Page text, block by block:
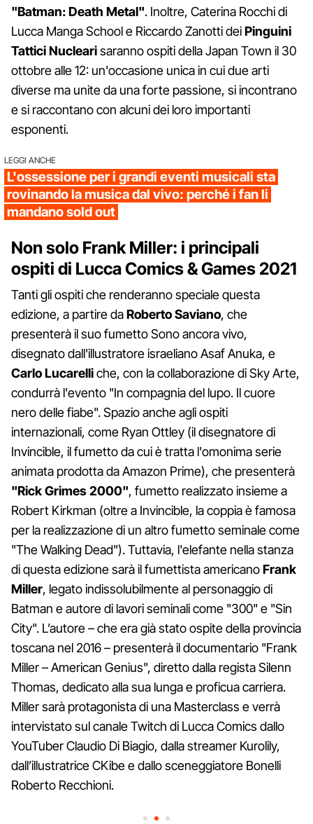
"Batman: Death Metal". Inoltre, Caterina Rocchi di
Lucca Manga School e Riccardo Zanotti deiPinguini
Tattici Nuclearisaranno ospiti della Japan Town il 30
ottobre alle 12: un'occasione unica in cui due arti
diverse ma unite da una forte passione, si incontrano
e si raccontano con alcuni dei loro importanti
esponenti.
LEGGI ANCHE
L'ossessione per i grandi eventi musicali sta
rovinando la musica dal vivo: perché i fan li
mandano sold out
Non solo Frank Miller: i principali
ospiti di Lucca Comics & Games 2021
Tanti gli ospiti che renderanno speciale questa
edizione, a partire daRoberto Saviano, che
presenterà il suo fumetto Sono ancora vivo,
disegnato dall'illustratore israeliano Asaf Anuka, e
Carlo Lucarelliche, con la collaborazione di Sky Arte,
condurrà l'evento "In compagnia del lupo. Il cuore
nero delle fiabe". Spazio anche agli ospiti
internazionali, come Ryan Ottley (il disegnatore di
Invincible, il fumetto da cui è tratta l'omonima serie
animata prodotta da Amazon Prime), che presenterà
"Rick Grimes 2000", fumetto realizzato insieme a
Robert Kirkman (oltre a Invincible, la coppia è famosa
per la realizzazione di un altro fumetto seminale come
"The Walking Dead"). Tuttavia, l'elefante nella stanza
di questa edizione sarà il fumettista americanoFrank
Miller, legato indissolubilmente al personaggio di
Batman e autore di lavori seminali come "300" e "Sin
City". L’autore – che era già stato ospite della provincia
toscana nel 2016 – presenterà il documentario "Frank
Miller – American Genius", diretto dalla regista Silenn
Thomas, dedicato alla sua lunga e proficua carriera.
Miller sarà protagonista di una Masterclass e verrà
intervistato sul canale Twitch di Lucca Comics dallo
YouTuber Claudio Di Biagio, dalla streamer Kurolily,
dall’illustratrice CKibe e dallo sceneggiatore Bonelli
Roberto Recchioni.